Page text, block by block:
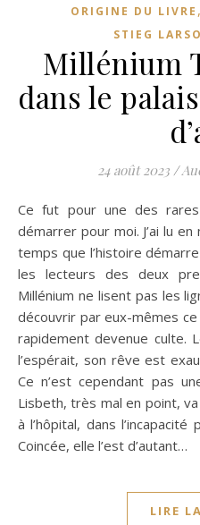
ORIGINE DU LIVRE ,
STIEG
Millénium
dans le
24 août 2023 /
Ce fut pour une des rares fois un livre qui fut dur à
démarrer pour moi. J’ai lu
temps que l’histoire
les lecteurs des deux
Millénium ne lisent pas les
découvrir par eux-mêmes
rapidement devenue culte.
l’espérait, son rêve est
Ce n’est cependant pas
Lisbeth, très mal en point,
à l’hôpital, dans
Coincée, elle l’est d’autant…
LIRE